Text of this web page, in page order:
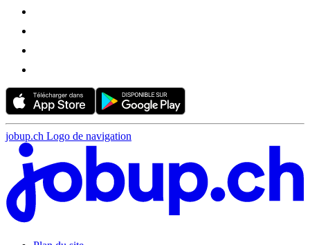
jobup.ch Logo de navigation